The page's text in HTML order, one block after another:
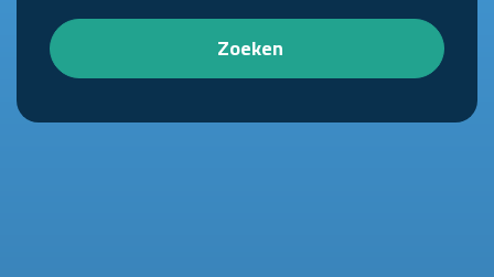
Zoeken